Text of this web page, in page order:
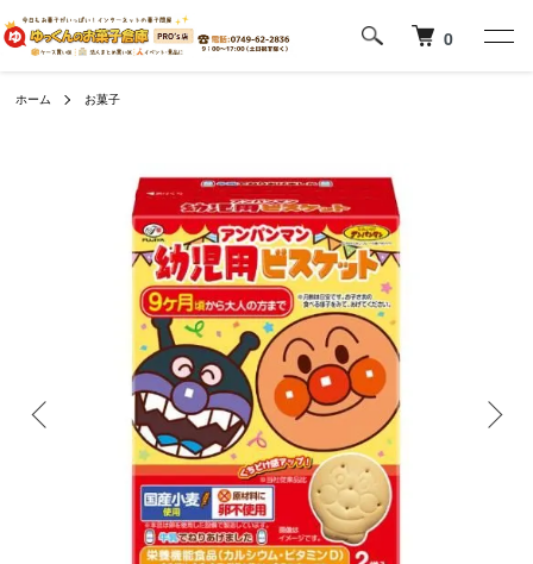
0
ホーム お菓子